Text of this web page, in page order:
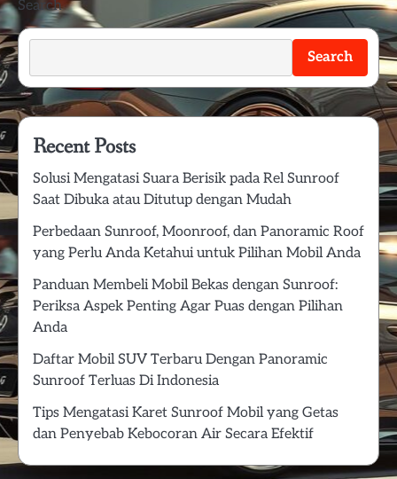
Search
Search
Recent Posts
Solusi Mengatasi Suara Berisik pada Rel Sunroof
Saat Dibuka atau Ditutup dengan Mudah
Perbedaan Sunroof, Moonroof, dan Panoramic Roof
yang Perlu Anda Ketahui untuk Pilihan Mobil Anda
Panduan Membeli Mobil Bekas dengan Sunroof:
Periksa Aspek Penting Agar Puas dengan Pilihan
Anda
Daftar Mobil SUV Terbaru Dengan Panoramic
Sunroof Terluas Di Indonesia
Tips Mengatasi Karet Sunroof Mobil yang Getas
dan Penyebab Kebocoran Air Secara Efektif